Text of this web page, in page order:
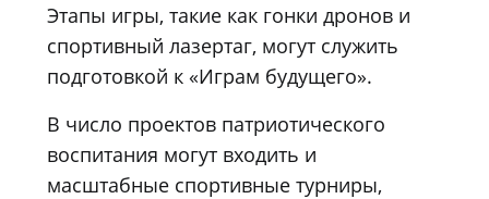
Этапы игры, такие как гонки дронов и
спортивный лазертаг, могут служить
подготовкой к «Играм будущего».
В число проектов патриотического
воспитания могут входить и
масштабные спортивные турниры,